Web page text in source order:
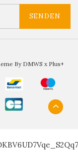
SENDEN
By DMWS x Plus+